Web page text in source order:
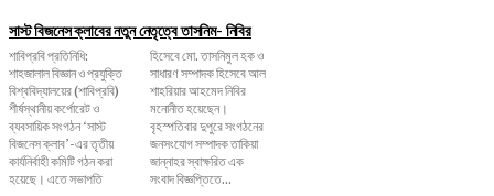
সাস্ট বিজনেস ক্লাবের নতুন নেতৃত্বে তাসনিম- নিবির
শাবিপ্রবি প্রতিনিধি:
শাহজালাল বিজ্ঞান ও প্রযুক্তি
বিশ্ববিদ্যালয়ের (শাবিপ্রবি)
শীর্ষস্থানীয় কর্পোরেট ও
ব্যবসায়িক সংগঠন ‘সাস্ট
বিজনেস ক্লাব’-এর তৃতীয়
কার্যনির্বাহী কমিটি গঠন করা
হয়েছে। এতে সভাপতি
হিসেবে মো. তাসনিমুল হক ও
সাধারণ সম্পাদক হিসেবে আল
শাহরিয়ার আহমেদ নিবির
মনোনীত হয়েছেন।
বৃহস্পতিবার দুপুরে সংগঠনের
জনসংযোগ সম্পাদক তাকিয়া
জান্নাহর স্বাক্ষরিত এক
সংবাদ বিজ্ঞপ্তিতে...